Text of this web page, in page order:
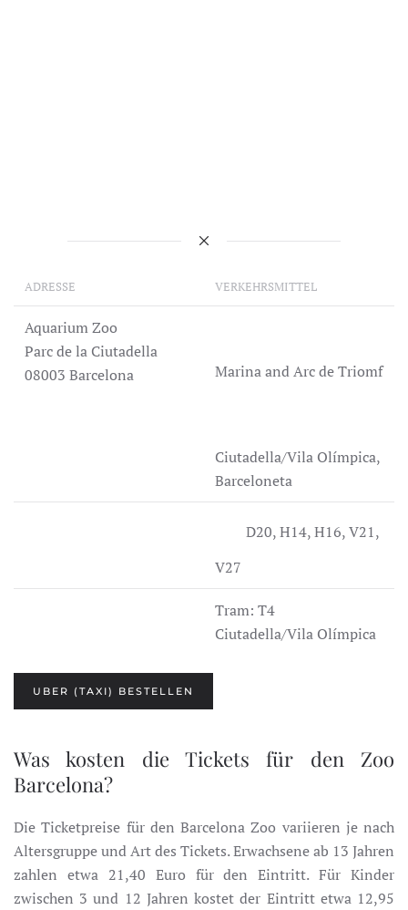
ADRESSE VERKEHRSMITTEL
Aquarium Zoo
Parc de la Ciutadella
08003 Barcelona
Marina and Arc de Triomf
Ciutadella/Vila Olímpica,
Barceloneta
D20, H14, H16, V21,
V27
Tram: T4
Ciutadella/Vila Olímpica
UBER (TAXI) BESTELLEN
Was kosten die Tickets für den Zoo
Barcelona?
Die Ticketpreise für den Barcelona Zoo variieren je nach
Altersgruppe und Art des Tickets. Erwachsene ab 13 Jahren
zahlen etwa 21,40 Euro für den Eintritt. Für Kinder
zwischen 3 und 12 Jahren kostet der Eintritt etwa 12,95